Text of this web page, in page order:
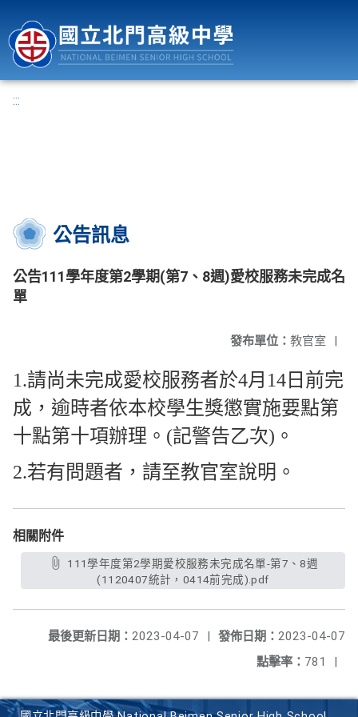
:::
公告訊息
公告111學年度第2學期(第7、8週)愛校服務未完成名
單
發布單位： 教官室 |
1.請尚未完成愛校服務者於4月14日前完
成，逾時者依本校學生獎懲實施要點第
十點第十項辦理。(記警告乙次)。
2.若有問題者，請至教官室說明。
相關附件
(1120407統計，0414前完成).pdf
發佈日期： 2023-04-07
最後更新日期： 2023-04-07
|
點擊率： 781 |